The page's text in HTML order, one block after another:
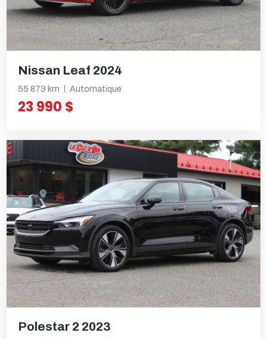
Nissan Leaf 2024
55 873 km Automatique
23 990 $
Polestar 2 2023